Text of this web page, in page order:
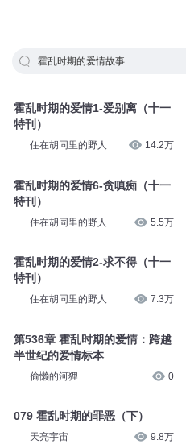
霍乱时期的爱情故事
霍乱时期的爱情1-爱别离（十一
特刊）
住在胡同里的野人 14.2万
霍乱时期的爱情6-贪嗔痴（十一
特刊）
住在胡同里的野人 5.5万
霍乱时期的爱情2-求不得（十一
特刊）
住在胡同里的野人 7.3万
第536章 霍乱时期的爱情：跨越
半世纪的爱情标本
偷懒的河狸 0
079 霍乱时期的罪恶（下）
天亮宇宙 9.8万